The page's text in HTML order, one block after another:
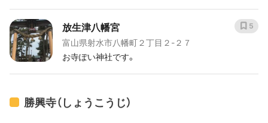
放生津八幡宮
富山県射水市八幡町２丁目２-２７
お寺ぽい神社です。
5
勝興寺（しょうこうじ）